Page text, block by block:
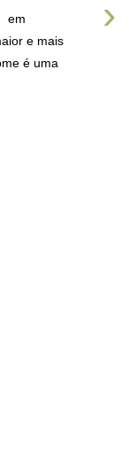
›
em
e mais
é uma